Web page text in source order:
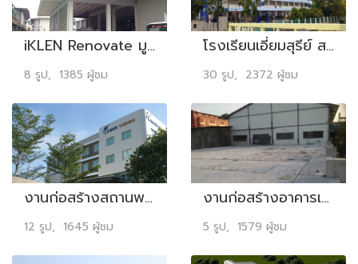
iKLEN Renovate มูลค่างาน 800,000.- บาท
8 รูป, 1385 ผู้ชม
โรงเรียนเอี่ยมสุรีย์ สมุทรปราการ
30 รูป, 2372 ผู้ชม
งานก่อสร้างสถานพยาบาล 4 ชั้น บริษัท เลเซอร์วิชั่น เทคโนโลยี จำกีด ซอยวิภาวดีรังสิต 38 มูลค่างาน 23 ล้านบาท
12 รูป, 1645 ผู้ชม
งานก่อสร้างอาคารเก็บวัสดุ บริษัท โปรแพค อินเตอร์เนชั่นแนล จำกัด มูลค่างาน 3.27 ล้านบาท
5 รูป, 1579 ผู้ชม